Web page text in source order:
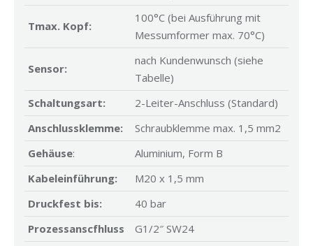
Tmax. Kopf:
100°C (bei Ausführung mit
Messumformer max. 70°C)
Sensor:
nach Kundenwunsch (siehe
Tabelle)
Schaltungsart:
2-Leiter-Anschluss (Standard)
Anschlussklemme:
Schraubklemme max. 1,5 mm2
Gehäuse:
Aluminium, Form B
Kabeleinführung:
M20 x 1,5 mm
Druckfest bis:
40 bar
Prozessanscfhluss
G1/2″ SW24